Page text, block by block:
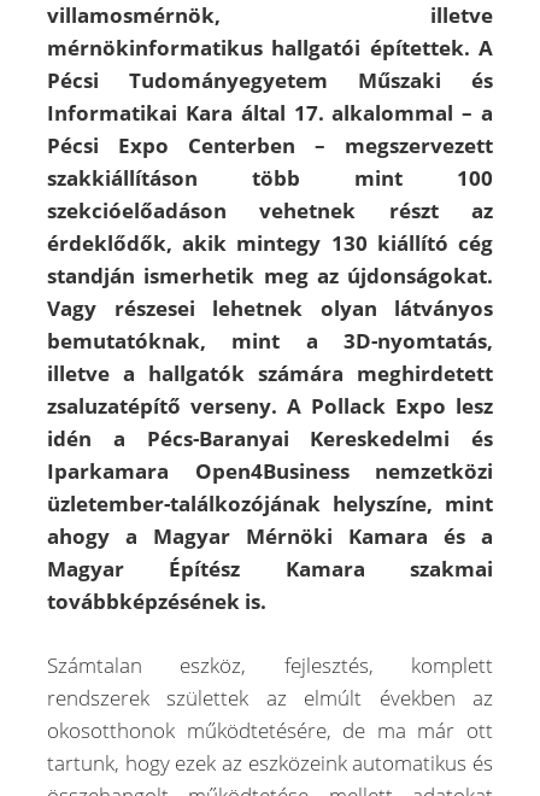
villamosmérnök, illetve
mérnökinformatikus hallgatói építettek. A
Pécsi Tudományegyetem Műszaki és
Informatikai Kara által 17. alkalommal – a
Pécsi Expo Centerben – megszervezett
szakkiállításon több mint 100
szekcióelőadáson vehetnek részt az
érdeklődők, akik mintegy 130 kiállító cég
standján ismerhetik meg az újdonságokat.
Vagy részesei lehetnek olyan látványos
bemutatóknak, mint a 3D-nyomtatás,
illetve a hallgatók számára meghirdetett
zsaluzatépítő verseny. A Pollack Expo lesz
idén a Pécs-Baranyai Kereskedelmi és
Iparkamara Open4Business nemzetközi
üzletember-találkozójának helyszíne, mint
ahogy a Magyar Mérnöki Kamara és a
Magyar Építész Kamara szakmai
továbbképzésének is.
Számtalan eszköz, fejlesztés, komplett
rendszerek születtek az elmúlt években az
okosotthonok működtetésére, de ma már ott
tartunk, hogy ezek az eszközeink automatikus és